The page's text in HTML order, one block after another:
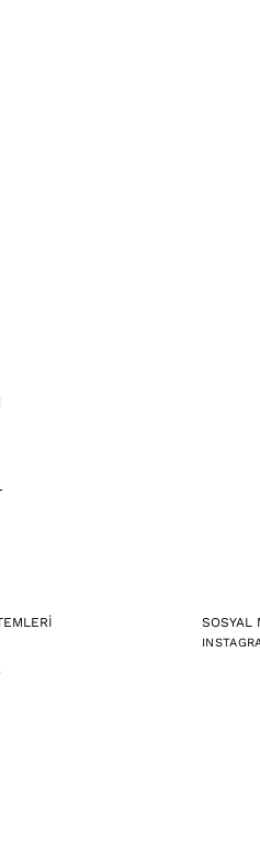
SOSYAL